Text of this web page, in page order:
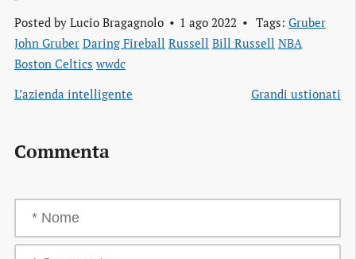
Posted by Lucio Bragagnolo 1 ago 2022 Tags: Gruber
John Gruber Daring Fireball Russell Bill Russell NBA
Boston Celtics wwdc
L’azienda intelligente
Grandi ustionati
Commenta